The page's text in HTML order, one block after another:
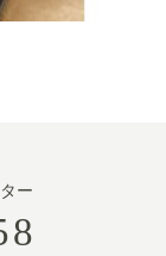
ー